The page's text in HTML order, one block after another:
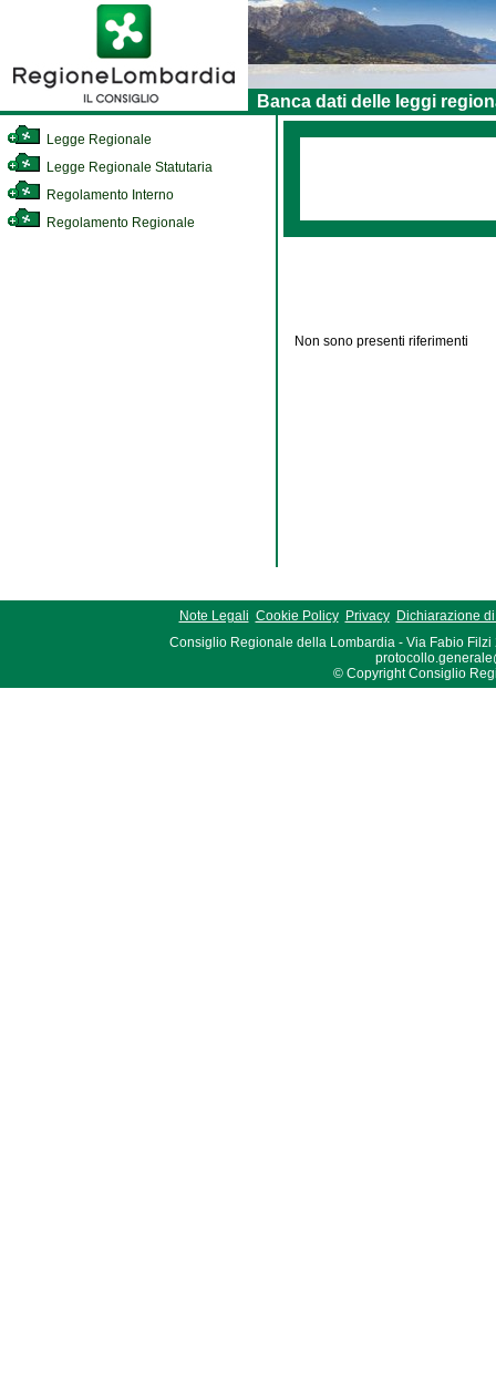
Banca dati delle leggi
Legge Regionale
Legge Regionale Statutaria
Regolamento Interno
Regolamento Regionale
Non sono presenti riferimenti
Note Legali Cookie Policy Privacy
Dichiarazione
Consiglio Regionale della Lombardia - Via Fabio Filzi
© Copyright Consiglio